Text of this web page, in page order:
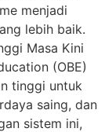
menjadi
lebih baik.
Masa Kini
(OBE)
tinggi untuk
saing, dan
sistem ini,